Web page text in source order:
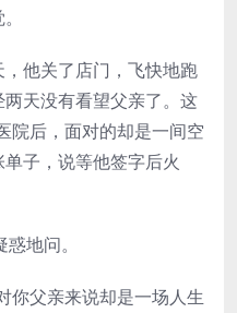
他关了店门，飞快地跑
天没有看望父亲了。这
院后，面对的却是一间空
子，说等他签字后火
地问。
你父亲来说却是一场人生